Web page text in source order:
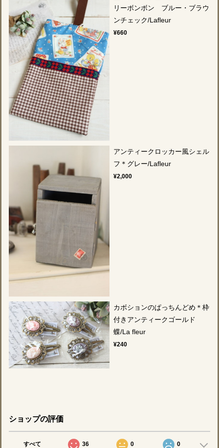
リーボンボン ブルー・ブラウ
ンチェック/Lafleur
¥660
アンティークロッカー風シェル
フ＊グレー/Lafleur
¥2,000
カボションのぱっちんどめ＊枠
付きアンティークゴールド
蝶/La fleur
¥240
ショップの評価
すべて 36 0 0